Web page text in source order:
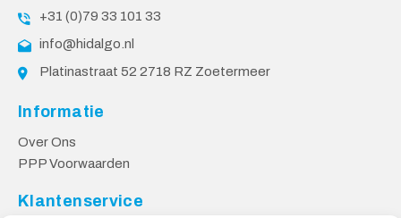
+31 (0)79 33 101 33
info@hidalgo.nl
Platinastraat 52 2718 RZ Zoetermeer
Informatie
Over Ons
PPP Voorwaarden
Klantenservice